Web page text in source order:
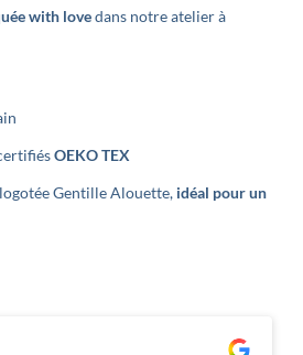
with lovedans notre atelier à
OEKO TEX
Gentille Alouette, idéal pour un